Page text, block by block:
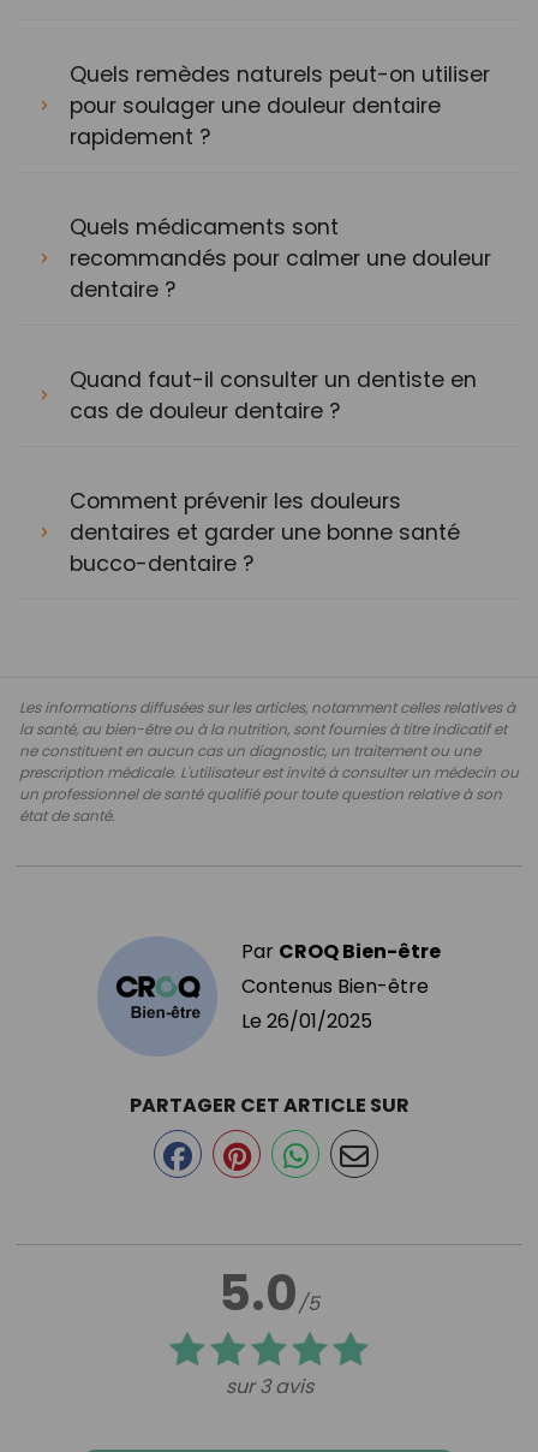
Quels remèdes naturels peut-on utiliser
pour soulager une douleur dentaire
rapidement ?
Quels médicaments sont
recommandés pour calmer une douleur
dentaire ?
Quand faut-il consulter un dentiste en
cas de douleur dentaire ?
Comment prévenir les douleurs
dentaires et garder une bonne santé
bucco-dentaire ?
Les informations diffusées sur les articles, notamment celles relatives à
la santé, au bien-être ou à la nutrition, sont fournies à titre indicatif et
ne constituent en aucun cas un diagnostic, un traitement ou une
prescription médicale. L'utilisateur est invité à consulter un médecin ou
un professionnel de santé qualifié pour toute question relative à son
état de santé.
Par CROQ Bien-être
Contenus Bien-être
Le 26/01/2025
5.0/5
sur 3 avis
PARTAGER CET ARTICLE SUR